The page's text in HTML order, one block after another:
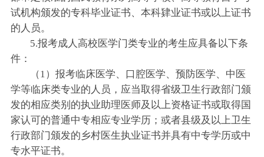
试机构颁发的专科毕业证书、本科肄业证书或以上证书
的人员。
5.报考成人高校医学门类专业的考生应具备以下条
件：
（1）报考临床医学、口腔医学、预防医学、中医
学等临床类专业的人员，应当取得省级卫生行政部门颁
发的相应类别的执业助理医师及以上资格证书或取得国
家认可的普通中专相应专业学历；或者县级及以上卫生
行政部门颁发的乡村医生执业证书并具有中专学历或中
专水平证书。